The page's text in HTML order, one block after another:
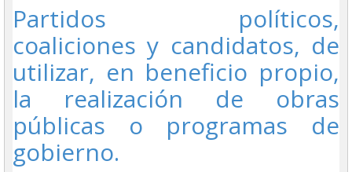
Partidos políticos,
coaliciones y candidatos, de
utilizar, en beneficio propio,
la realización de obras
públicas o programas de
gobierno.